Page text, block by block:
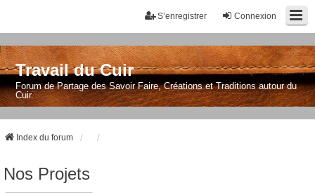
Connexion
S’enregistrer
Travail du Cuir
Forum de Partage des Savoir Faire, Créations et Traditions autour du
Cuir.
Index du forum
Nos Projets